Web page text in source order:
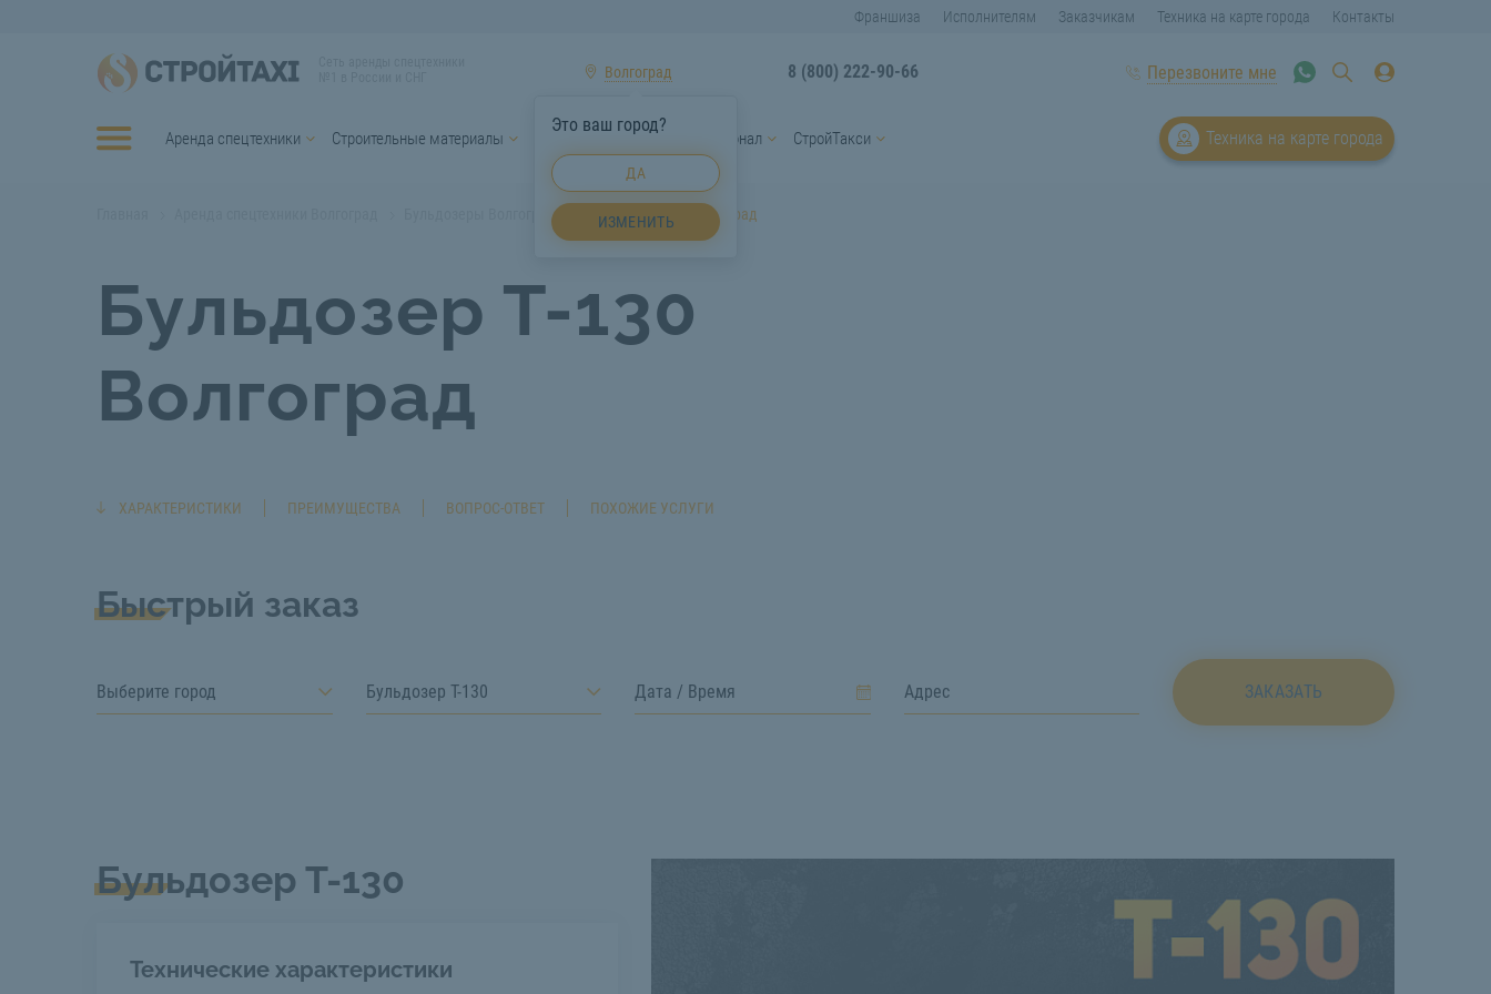
Франшиза Исполнителям Заказчикам Техника на карте города Контакты
Волгоград
Это ваш город?
ДА
ИЗМЕНИТЬ
8 (800) 222-90-66 Перезвоните мне
Аренда спецтехники Строительные материалы Услуги спецтехники Персонал СтройТакси Техника на карте города
Бульдозеры Волгоград Бульдозер Т-130 Волгоград
Бульдозер Т-130
Волгоград
ХАРАКТЕРИСТИКИ ПРЕИМУЩЕСТВА ВОПРОС-ОТВЕТ ПОХОЖИЕ УСЛУГИ
Быстрый заказ
Выберите город Бульдозер Т-130 ЗАКАЗАТЬ
Бульдозер Т-130
Технические характеристики